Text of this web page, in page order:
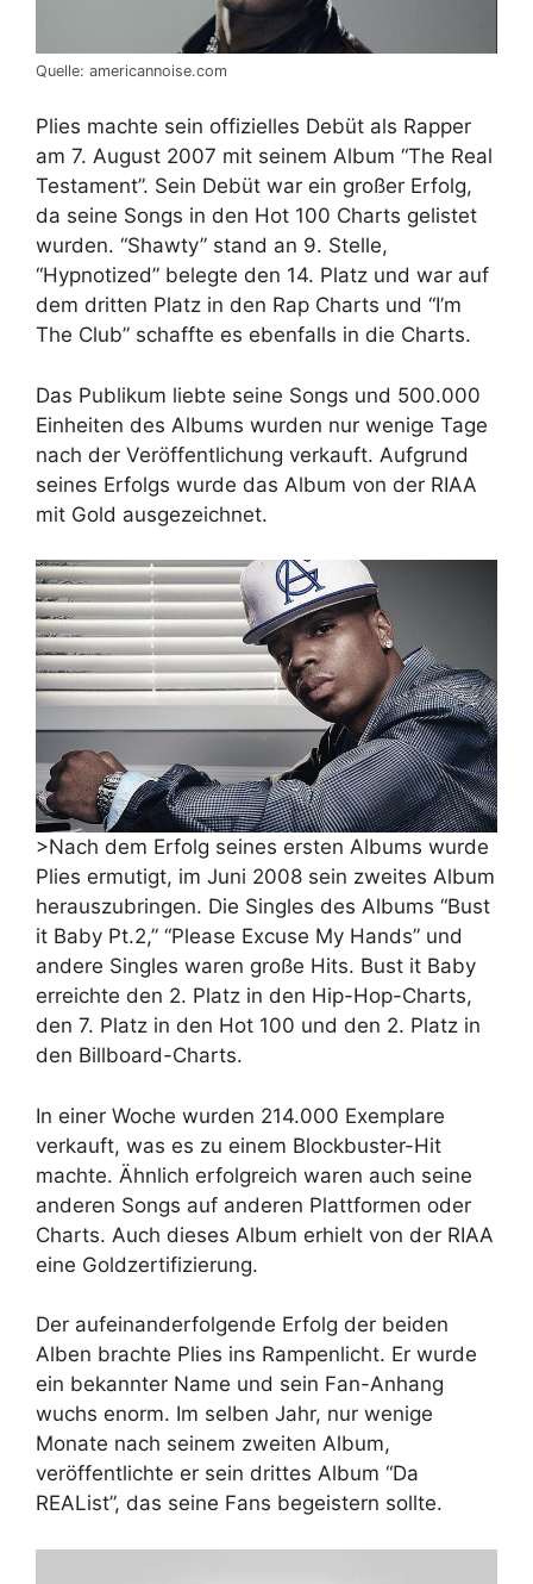
Quelle: americannoise.com
Plies machte sein offizielles Debüt als Rapper
am 7. August 2007 mit seinem Album “The Real
Testament”. Sein Debüt war ein großer Erfolg,
da seine Songs in den Hot 100 Charts gelistet
wurden. “Shawty” stand an 9. Stelle,
“Hypnotized” belegte den 14. Platz und war auf
dem dritten Platz in den Rap Charts und “I’m
The Club” schaffte es ebenfalls in die Charts.
Das Publikum liebte seine Songs und 500.000
Einheiten des Albums wurden nur wenige Tage
nach der Veröffentlichung verkauft. Aufgrund
seines Erfolgs wurde das Album von der RIAA
mit Gold ausgezeichnet.
>Nach dem Erfolg seines ersten Albums wurde
Plies ermutigt, im Juni 2008 sein zweites Album
herauszubringen. Die Singles des Albums “Bust
it Baby Pt.2,” “Please Excuse My Hands” und
andere Singles waren große Hits. Bust it Baby
erreichte den 2. Platz in den Hip-Hop-Charts,
den 7. Platz in den Hot 100 und den 2. Platz in
den Billboard-Charts.
In einer Woche wurden 214.000 Exemplare
verkauft, was es zu einem Blockbuster-Hit
machte. Ähnlich erfolgreich waren auch seine
anderen Songs auf anderen Plattformen oder
Charts. Auch dieses Album erhielt von der RIAA
eine Goldzertifizierung.
Der aufeinanderfolgende Erfolg der beiden
Alben brachte Plies ins Rampenlicht. Er wurde
ein bekannter Name und sein Fan-Anhang
wuchs enorm. Im selben Jahr, nur wenige
Monate nach seinem zweiten Album,
veröffentlichte er sein drittes Album “Da
REAList”, das seine Fans begeistern sollte.